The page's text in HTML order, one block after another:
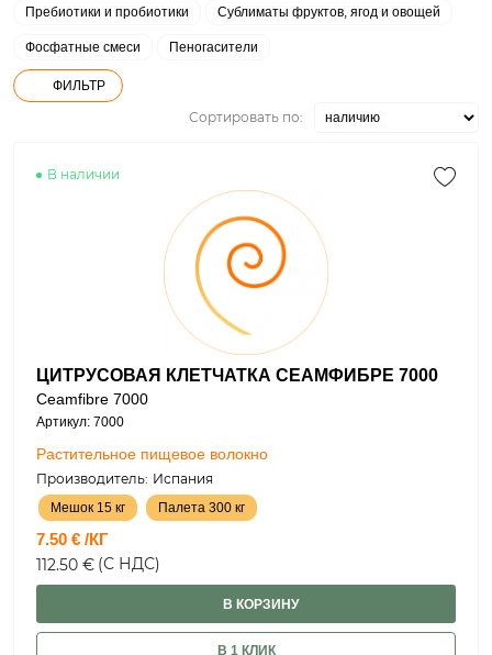
Пребиотики и пробиотики Сублиматы фруктов, ягод и овощей
Фосфатные смеси Пеногасители
ФИЛЬТР
Сортировать по:
В наличии
ЦИТРУСОВАЯ КЛЕТЧАТКА СЕАМФИБРЕ 7000
Ceamfibre 7000
Артикул: 7000
Растительное пищевое волокно
Производитель: Испания
Мешок 15 кг Палета 300 кг
7.50 € /КГ
112.50 € (С НДС)
В КОРЗИНУ
В 1 КЛИК